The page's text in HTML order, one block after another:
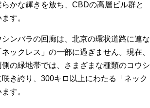
かな輝きを放ち、CBDの高層ビル群と
す。
ンバラの回廊は、北京の環状道路に連な
ックレス」の一部に過ぎません。現在、
の緑地帯では、さまざまな種類のコウシ
き誇り、300キロ以上にわたる「ネック
す。